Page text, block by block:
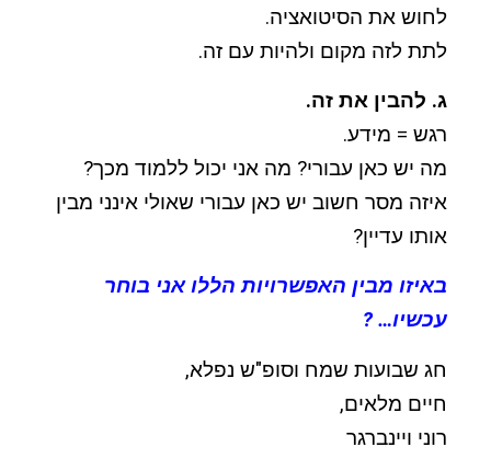
לחוש את הסיטואציה.
לתת לזה מקום ולהיות עם זה.
ג. להבין את זה.
רגש = מידע.
מה יש כאן עבורי? מה אני יכול ללמוד מכך?
איזה מסר חשוב יש כאן עבורי שאולי אינני מבין
אותו עדיין?
באיזו מבין האפשרויות הללו אני בוחר
עכשיו… ?
חג שבועות שמח וסופ"ש נפלא,
חיים מלאים,
רוני ויינברגר